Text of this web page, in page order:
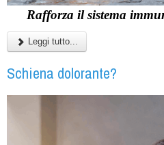
Rafforza il sistema
Leggi tutto...
Schiena dolorante?